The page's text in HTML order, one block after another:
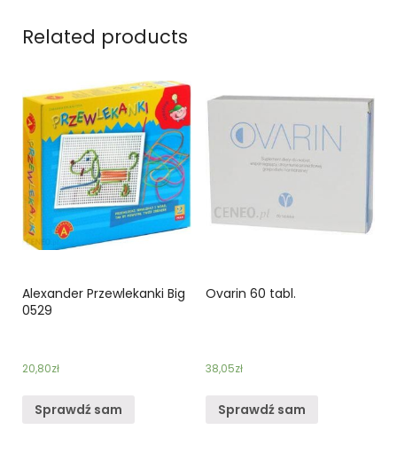
Related products
Alexander Przewlekanki Big
0529
20,80zł
Sprawdź sam
Ovarin 60 tabl.
38,05zł
Sprawdź sam